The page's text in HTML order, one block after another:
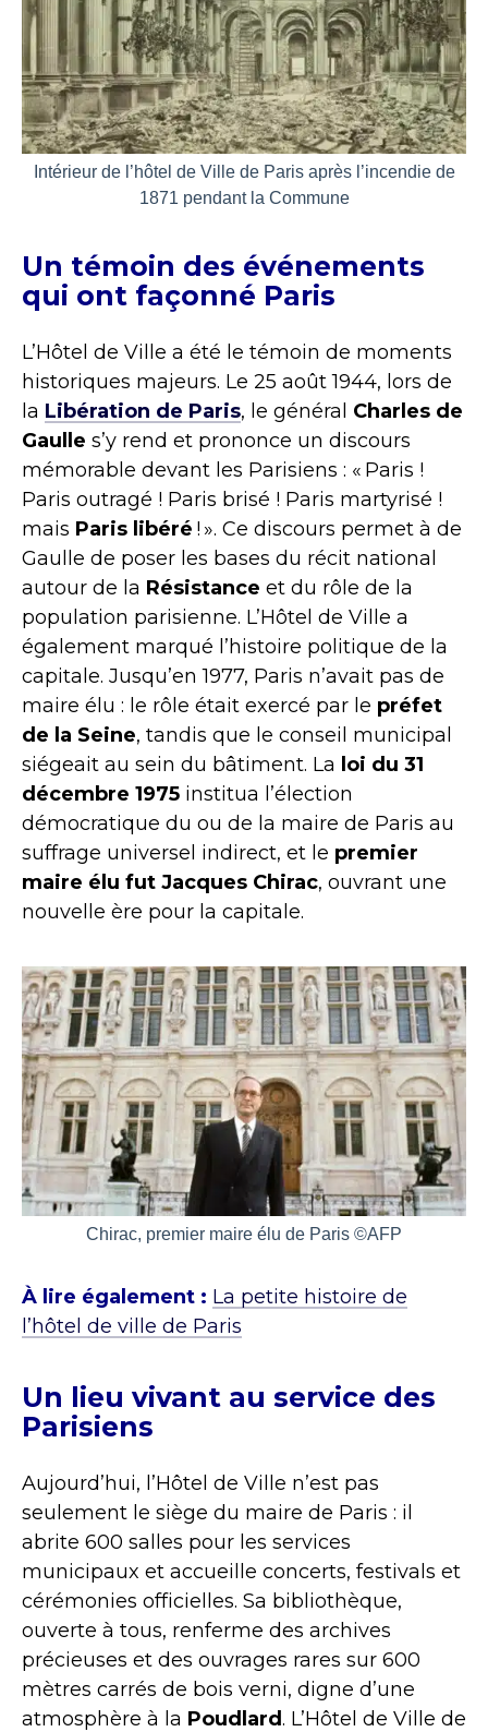
Intérieur de l’hôtel de Ville de Paris après l’incendie de
1871 pendant la Commune
Un témoin des événements
qui ont façonné Paris
L’Hôtel de Ville a été le témoin de moments
historiques majeurs. Le 25 août 1944, lors de
la Libération de Paris, le général Charles de
Gaulle s’y rend et prononce un discours
mémorable devant les Parisiens : « Paris !
Paris outragé ! Paris brisé ! Paris martyrisé !
mais Paris libéré ! ». Ce discours permet à de
Gaulle de poser les bases du récit national
autour de la Résistance et du rôle de la
population parisienne. L’Hôtel de Ville a
également marqué l’histoire politique de la
capitale. Jusqu’en 1977, Paris n’avait pas de
maire élu : le rôle était exercé par le préfet
de la Seine, tandis que le conseil municipal
siégeait au sein du bâtiment. La loi du 31
décembre 1975 institua l’élection
démocratique du ou de la maire de Paris au
suffrage universel indirect, et le premier
maire élu fut Jacques Chirac, ouvrant une
nouvelle ère pour la capitale.
Chirac, premier maire élu de Paris ©AFP
À lire également : La petite histoire de
l’hôtel de ville de Paris
Un lieu vivant au service des
Parisiens
Aujourd’hui, l’Hôtel de Ville n’est pas
seulement le siège du maire de Paris : il
abrite 600 salles pour les services
municipaux et accueille concerts, festivals et
cérémonies officielles. Sa bibliothèque,
ouverte à tous, renferme des archives
précieuses et des ouvrages rares sur 600
mètres carrés de bois verni, digne d’une
atmosphère à la Poudlard. L’Hôtel de Ville de